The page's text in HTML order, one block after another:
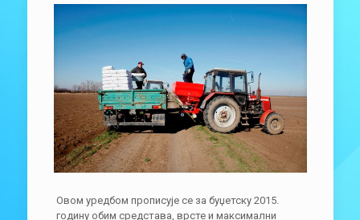
Овом уредбом прописује се за буџетску 2015.
годину обим средстава, врсте и максимални